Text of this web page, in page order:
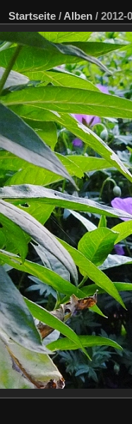
Startseite / Alben / 2012-